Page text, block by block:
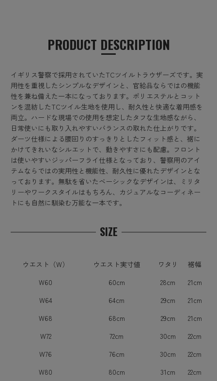
PRODUCT DESCRIPTION
イギリス警察で採用されていたTCツイルトラウザーズです。実
用性を重視したシンプルなデザインと、官給品ならではの機能
性を兼ね備えた一本になっております。ポリエステルとコット
ンを混紡したTCツイル生地を使用し、耐久性と快適な着用感を
両立。ハードな現場での使用を想定したタフな生地感ながら、
日常使いにも取り入れやすいバランスの取れた仕上がりです。
ダーツ仕様による腰回りのすっきりとしたフィット感と、裾に
かけてきれいなシルエットで、動きやすさにも配慮。フロント
は使いやすいジッパーフライ仕様となっており、警察用のアイ
テムならではの実用性と機能性、耐久性に優れたデザインとな
っております。無駄を省いたベーシックなデザインは、ミリタ
リーやワークスタイルはもちろん、カジュアルなコーディネー
トにも自然に馴染む万能な一本です。
SIZE
ウエスト（W） ウエスト実寸値 ワタリ
裾幅
W60
60cm 28cm
21cm
W64
64cm 29cm
21cm
W68
68cm 29cm
21cm
W72
72cm 30cm
22cm
W76
76cm 30cm
22cm
W80
80cm 31cm
22cm